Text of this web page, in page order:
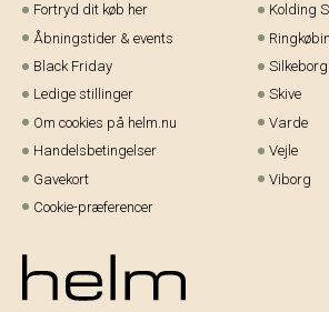
Fortryd dit køb her
Åbningstider & events
Black Friday
Ledige stillinger
Om cookies på helm.nu
Handelsbetingelser
Gavekort
Cookie-præferencer
Kolding
Silkeborg
Skive
Varde
Vejle
Viborg